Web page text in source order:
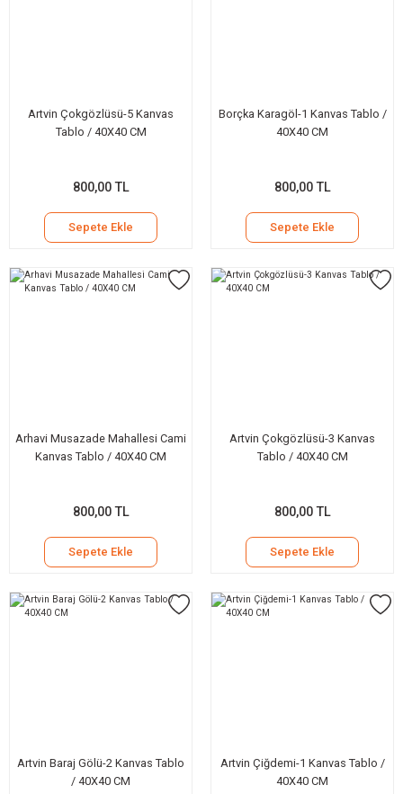
Artvin Çokgözlüsü-5 Kanvas
Tablo / 40X40 CM
800,00 TL
Sepete Ekle
Borçka Karagöl-1 Kanvas Tablo /
40X40 CM
800,00 TL
Sepete Ekle
Arhavi Musazade Mahallesi Cami
Kanvas Tablo / 40X40 CM
800,00 TL
Sepete Ekle
Artvin Çokgözlüsü-3 Kanvas
Tablo / 40X40 CM
800,00 TL
Sepete Ekle
Artvin Baraj Gölü-2 Kanvas Tablo
/ 40X40 CM
Artvin Çiğdemi-1 Kanvas Tablo /
40X40 CM